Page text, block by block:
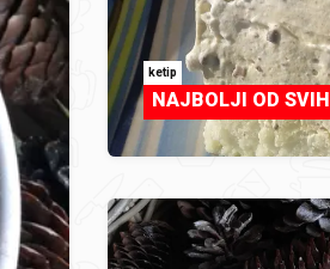
ketip
NAJBOLJI OD SVIH